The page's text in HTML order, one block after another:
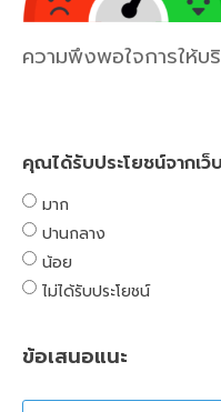
ความพึงพอใจการให้บ
คุณได้รับประโยชน์จากเ
มาก
ปานกลาง
น้อย
ไม่ได้รับประโยชน์
ข้อเสนอแนะ